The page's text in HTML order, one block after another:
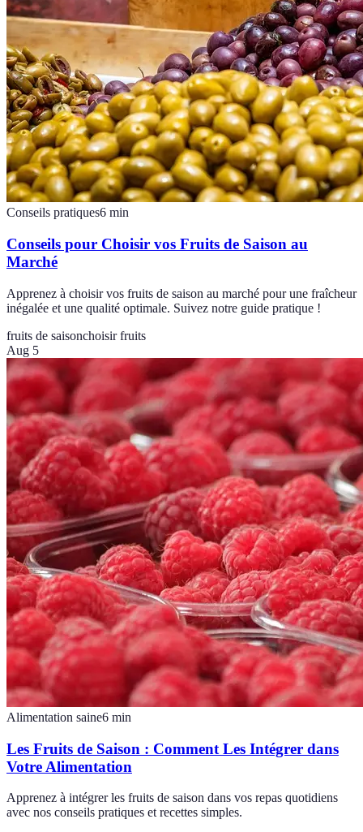
Conseils pratiques6 min
Conseils pour Choisir vos Fruits de Saison au
Marché
Apprenez à choisir vos fruits de saison au marché pour une fraîcheur
inégalée et une qualité optimale. Suivez notre guide pratique !
fruits de saisonchoisir fruits
Aug 5
Alimentation saine6 min
Les Fruits de Saison : Comment Les Intégrer dans
Votre Alimentation
Apprenez à intégrer les fruits de saison dans vos repas quotidiens
avec nos conseils pratiques et recettes simples.